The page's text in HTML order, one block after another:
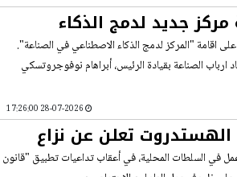
مركز جديد لدمج الذكاء
وتعزيز القدرة
اقامة "المركز لدمج الذكاء الاصطناعي في الصناعة".
ارباب الصناعة بقيادة الرئيس، أبراهام نوفوجروتسكي
الهستدروت تعلن عن نزاع
في السلطات المحلية، في أعقاب تداعيات تطبيق "قانون